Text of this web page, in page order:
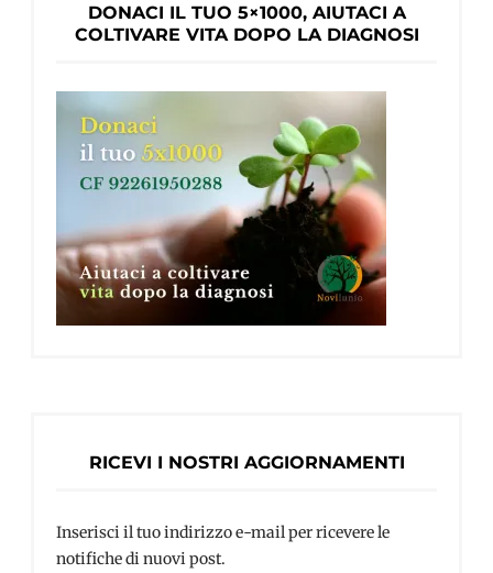
DONACI IL TUO 5×1000, AIUTACI A
COLTIVARE VITA DOPO LA DIAGNOSI
RICEVI I NOSTRI AGGIORNAMENTI
Inserisci il tuo indirizzo e-mail per ricevere le
notifiche di nuovi post.